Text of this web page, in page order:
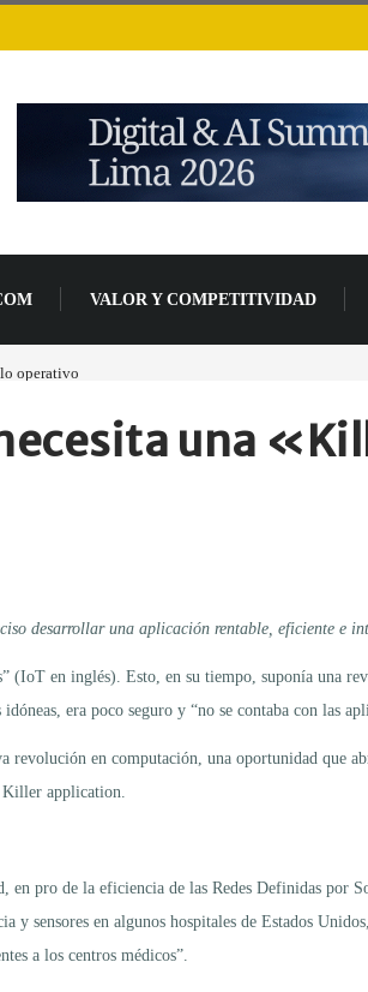
VALOR Y COMPETITIVIDAD
operativo
una
desarrollar una aplicación rentable, eficiente e
(IoT en inglés). Esto, en su tiempo, suponía una
era poco seguro y “no se contaba con las
revolución en computación, una oportunidad que
Killer application.
pro de la eficiencia de las Redes Definidas
sensores en algunos hospitales de Estados
a los centros médicos”.